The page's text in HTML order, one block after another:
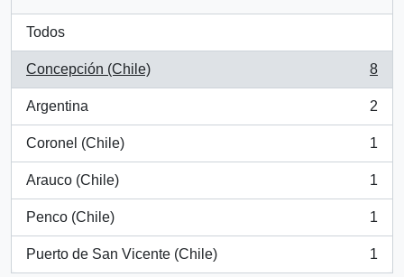
Todos
Concepción (Chile)
, 8 resultados
8
Argentina
, 2 resultados
2
Coronel (Chile)
, 1 resultados
1
Arauco (Chile)
, 1 resultados
1
Penco (Chile)
, 1 resultados
1
Puerto de San Vicente (Chile)
, 1 resultados
1